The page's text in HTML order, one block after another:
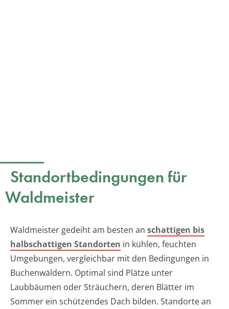
Standortbedingungen für
Waldmeister
Waldmeister gedeiht am besten an schattigen bis
halbschattigen Standorten in kühlen, feuchten
Umgebungen, vergleichbar mit den Bedingungen in
Buchenwäldern. Optimal sind Plätze unter
Laubbäumen oder Sträuchern, deren Blätter im
Sommer ein schützendes Dach bilden. Standorte an